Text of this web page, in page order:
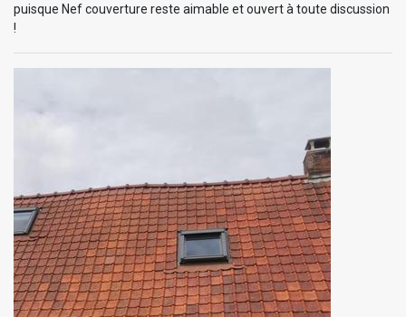
puisque Nef couverture reste aimable et ouvert à toute discussion
!